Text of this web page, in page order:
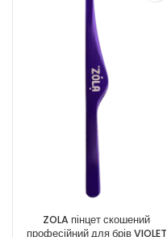
ZOLA пінцет скошений
професійний для брів VIOLET